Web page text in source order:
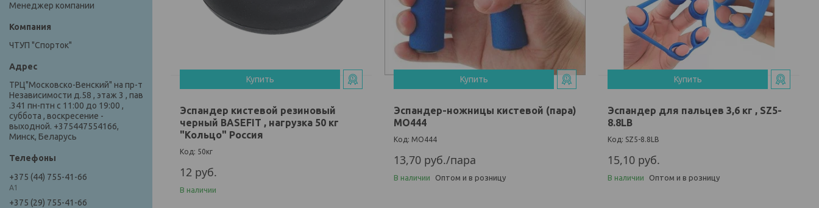
Купить
Эспандер кистевой резиновый
черный BASEFIT , нагрузка 50 кг
"Кольцо" Россия
50кг
12 руб.
В наличии
Купить
Эспандер-ножницы кистевой (пара)
МО444
МО444
13,70 руб./пара
В наличии Оптом и в розницу
Купить
Эспандер для пальцев 3,6 кг , SZ5-
8.8LB
SZ5-8.8LB
15,10 руб.
В наличии Оптом и в розницу
Менеджер компании
ЧТУП "Спорток"
ТРЦ"Московско-Венский" на пр-т
Независимости д.58 , этаж 3 , пав
.341 пн-птн с 11:00 до 19:00 ,
суббота , воскресение -
выходной. +375447554166,
Минск, Беларусь
+375 (44) 755-41-66
А1
+375 (29) 755-41-66